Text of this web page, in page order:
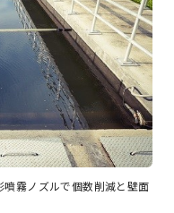
噴霧ノズルで個数削減と壁面